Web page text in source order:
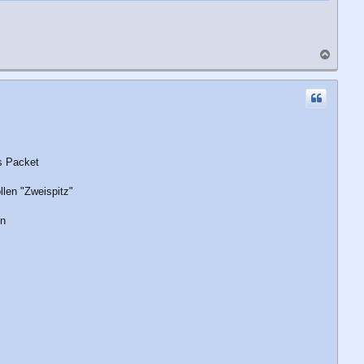
a
c
Packet
"Zweispitz"